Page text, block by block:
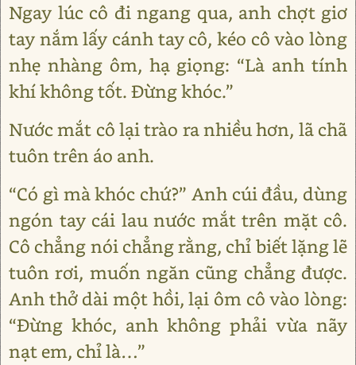
Ngay lúc cô đi ngang qua, anh chợt giơ
tay nắm lấy cánh tay cô, kéo cô vào lòng
nhẹ nhàng ôm, hạ giọng: “Là anh tính
khí không tốt. Đừng khóc.”
Nước mắt cô lại trào ra nhiều hơn, lã chã
tuôn trên áo anh.
“Có gì mà khóc chứ?” Anh cúi đầu, dùng
ngón tay cái lau nước mắt trên mặt cô.
Cô chẳng nói chẳng rằng, chỉ biết lặng lẽ
tuôn rơi, muốn ngăn cũng chẳng được.
Anh thở dài một hồi, lại ôm cô vào lòng:
“Đừng khóc, anh không phải vừa nãy
nạt em, chỉ là…”